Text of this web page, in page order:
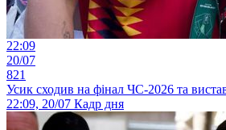
22:09
20/07
821
Усик сходив на фінал ЧС-2026 та
22:09, 20/07 Кадр дня